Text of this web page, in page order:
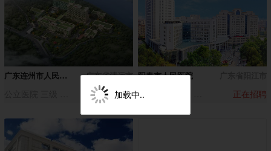
广东连州市人民医院 广东省清远市
公立医院 三级 500-1000人正在招聘
阳春市人民医院
公立医院 三级 1000-3000人正在招聘
加载中..